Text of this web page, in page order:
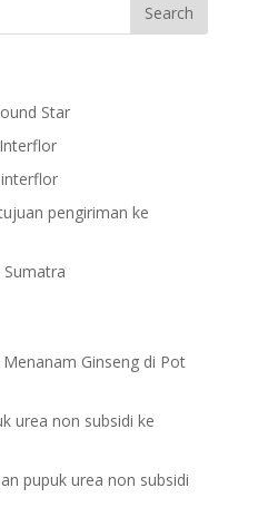
Star
pengiriman ke
Menanam Ginseng di Pot
urea non subsidi ke
pupuk urea non subsidi